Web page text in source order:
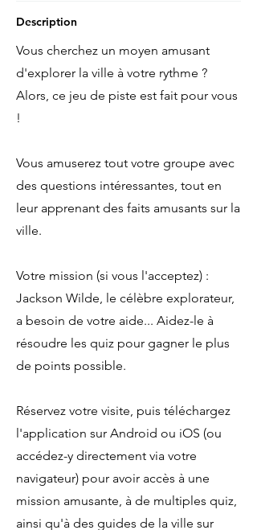
Description
Vous cherchez un moyen amusant
d'explorer la ville à votre rythme ?
Alors, ce jeu de piste est fait pour vous
!
Vous amuserez tout votre groupe avec
des questions intéressantes, tout en
leur apprenant des faits amusants sur la
ville.
Votre mission (si vous l'acceptez) :
Jackson Wilde, le célèbre explorateur,
a besoin de votre aide... Aidez-le à
résoudre les quiz pour gagner le plus
de points possible.
Réservez votre visite, puis téléchargez
l'application sur Android ou iOS (ou
accédez-y directement via votre
navigateur) pour avoir accès à une
mission amusante, à de multiples quiz,
ainsi qu'à des guides de la ville sur